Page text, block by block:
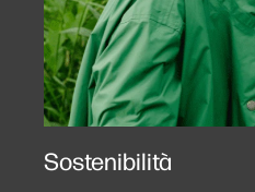
Sostenibilità